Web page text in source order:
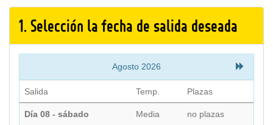
1. Selección la fecha de salida deseada
Agosto 2026
Salida Temp. Plazas
Día 08 - sábado Media no plazas